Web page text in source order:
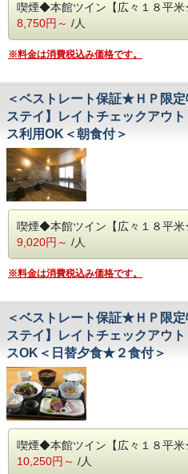
喫煙◆本館ツイン【広々１８平
8,750円～ /人
※料金は消費税込み価格です。
＜ベストレート保証★ＨＰ限
ステイ】レイトチェックアウ
ス利用OK＜朝食付＞
喫煙◆本館ツイン【広々１８平
9,020円～ /人
※料金は消費税込み価格です。
＜ベストレート保証★ＨＰ限
ステイ】レイトチェックアウ
スOK＜日替夕食★２食付＞
喫煙◆本館ツイン【広々１８平
10,250円～ /人